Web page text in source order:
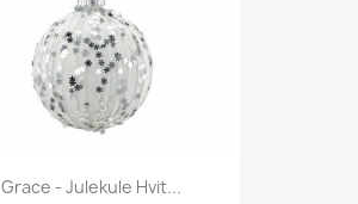
Grace - Julekule Hvit...